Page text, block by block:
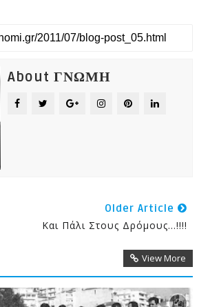
About ΓΝΩΜΗ
Older Article
Και Πάλι Στους Δρόμους…!!!!
View More